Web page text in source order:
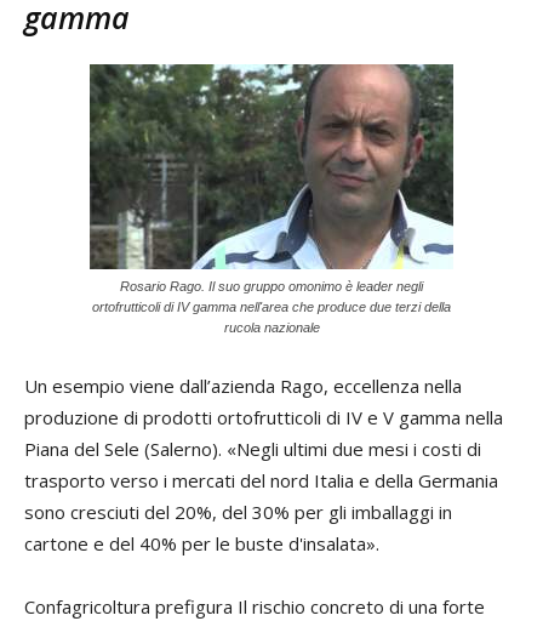
gamma
Rosario Rago. Il suo gruppo omonimo è leader negli
ortofrutticoli di IV gamma nell'area che produce due terzi della
rucola nazionale
Un esempio viene dall’azienda Rago, eccellenza nella
produzione di prodotti ortofrutticoli di IV e V gamma nella
Piana del Sele (Salerno). «Negli ultimi due mesi i costi di
trasporto verso i mercati del nord Italia e della Germania
sono cresciuti del 20%, del 30% per gli imballaggi in
cartone e del 40% per le buste d'insalata».
Confagricoltura prefigura Il rischio concreto di una forte